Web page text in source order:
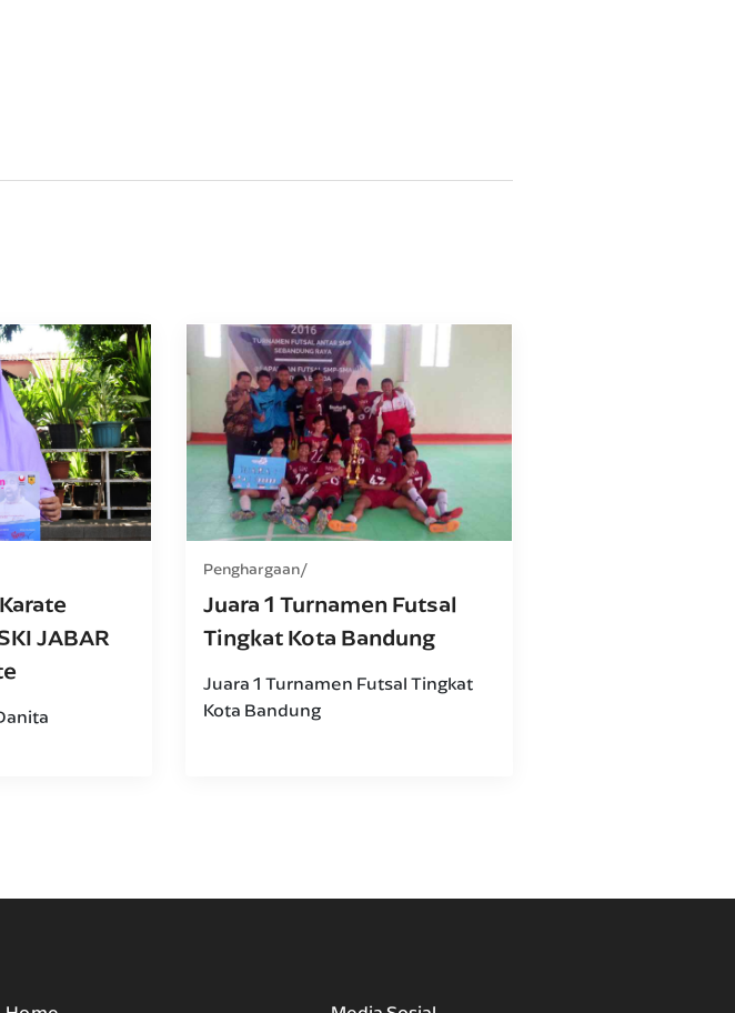
JABAR
Penghargaan
Juara 1 Turnamen Futsal
Tingkat Kota Bandung
Juara 1 Turnamen Futsal Tingkat
Kota Bandung